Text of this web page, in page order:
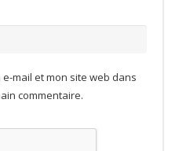
mail et mon site web dans
commentaire.